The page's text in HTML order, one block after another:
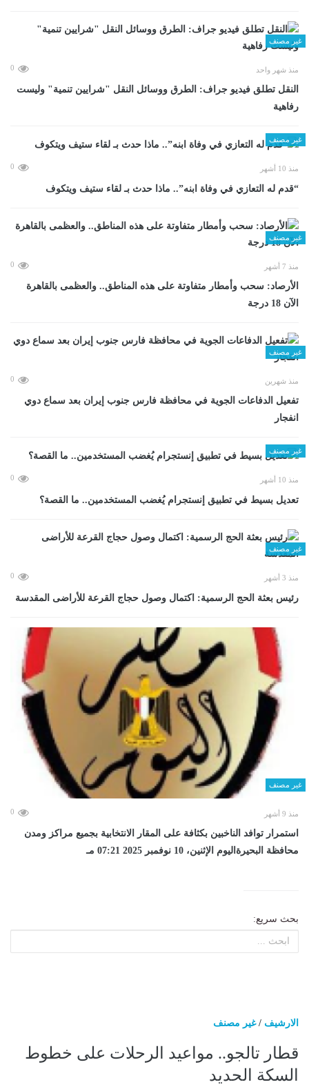
غير مصنف
منذ شهر واحد 0
​النقل تطلق فيديو جراف: الطرق ووسائل النقل "شرايين تنمية" وليست
رفاهية
غير مصنف
منذ 10 أشهر 0
“قدم له التعازي في وفاة ابنه”.. ماذا حدث بـ لقاء ستيف ويتكوف
غير مصنف
منذ 7 أشهر 0
الأرصاد: سحب وأمطار متفاوتة على هذه المناطق.. والعظمى بالقاهرة
الآن 18 درجة
غير مصنف
منذ شهرين 0
تفعيل الدفاعات الجوية في محافظة فارس جنوب إيران بعد سماع دوي
انفجار
غير مصنف
منذ 10 أشهر 0
تعديل بسيط في تطبيق إنستجرام يُغضب المستخدمين.. ما القصة؟
غير مصنف
منذ 3 أشهر 0
رئيس بعثة الحج الرسمية: اكتمال وصول حجاج القرعة للأراضى المقدسة
غير مصنف
منذ 9 أشهر 0
استمرار توافد الناخبين بكثافة على المقار الانتخابية بجميع مراكز ومدن
محافظة البحيرةاليوم الإثنين، 10 نوفمبر 2025 07:21 مـ
بحث سريع:
الارشيف /غير مصنف
قطار تالجو.. مواعيد الرحلات على خطوط
السكة الحديد